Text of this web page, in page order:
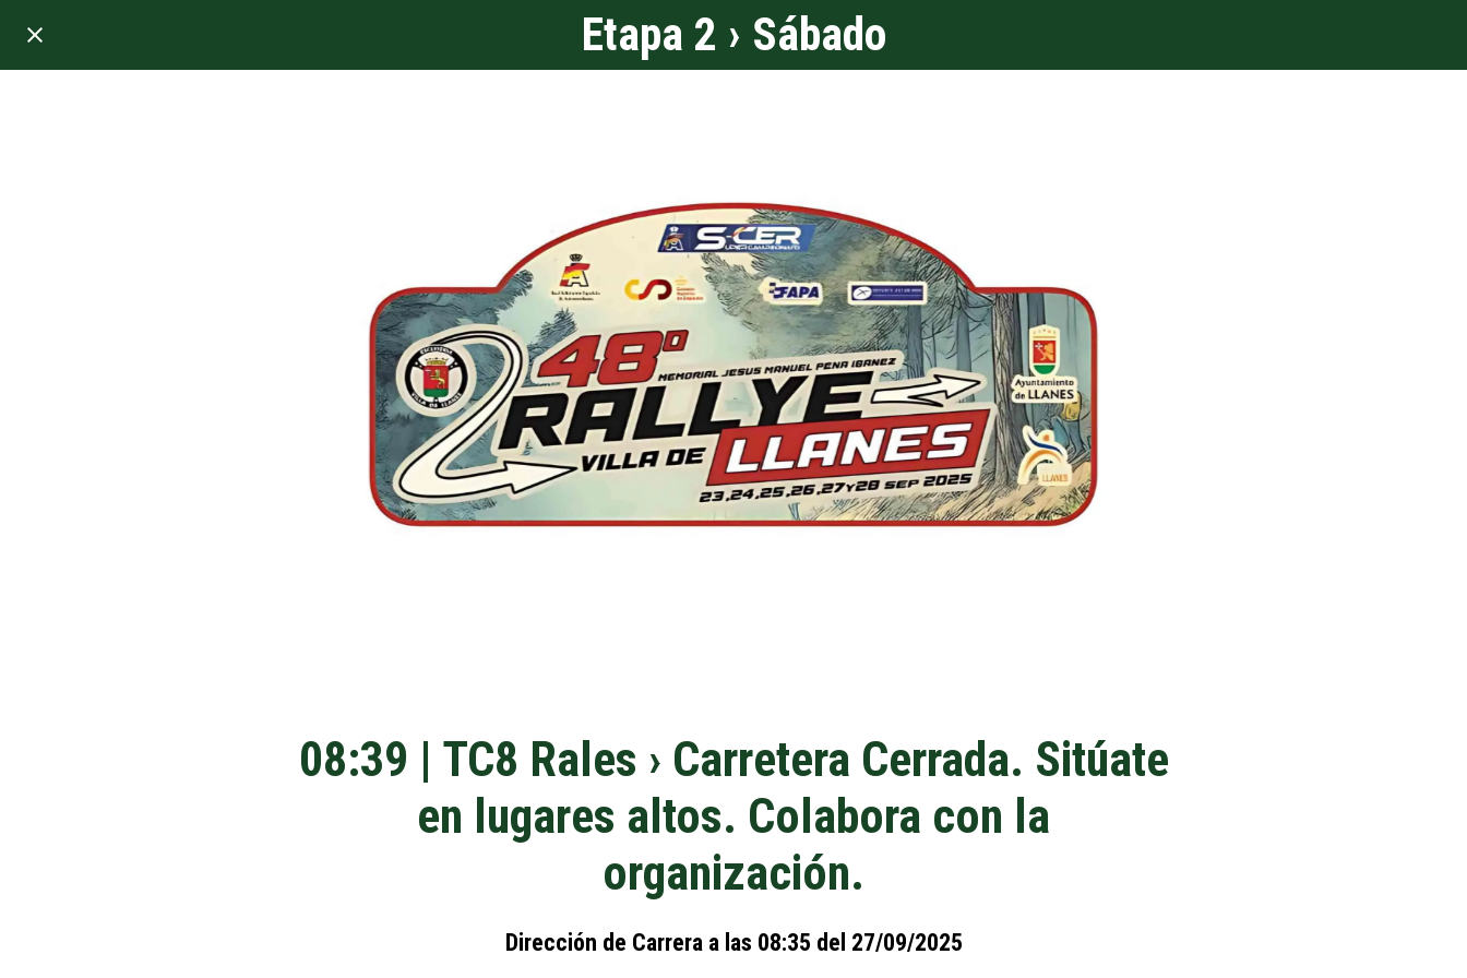
Etapa 2 › Sábado
08:39 | TC8 Rales › Carretera Cerrada. Sitúate
en lugares altos. Colabora con la
organización.
Dirección de Carrera a las 08:35 del 27/09/2025